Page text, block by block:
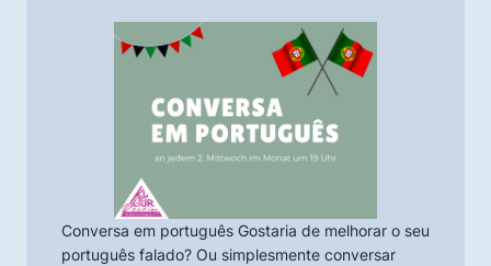
Conversa em português Gostaria de melhorar o seu
português falado? Ou simplesmente conversar